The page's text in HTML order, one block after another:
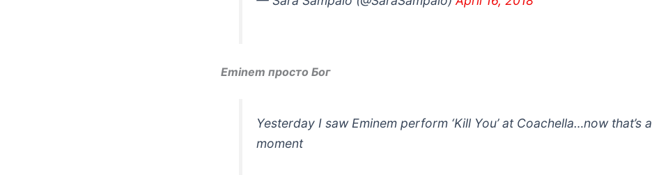
Eminem просто Бог
Yesterday I saw Eminem perform ‘Kill You’ at Coachella…now that’s a
moment